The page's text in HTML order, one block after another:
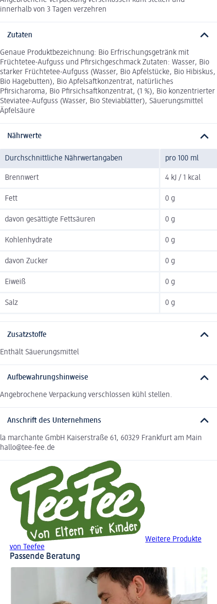
innerhalb von 3 Tagen verzehren
Zutaten
Genaue Produktbezeichnung: Bio Erfrischungsgetränk mit
Früchtetee-Aufguss und Pfirsichgeschmack Zutaten: Wasser, Bio
starker Früchtetee-Aufguss (Wasser, Bio Apfelstücke, Bio Hibiskus,
Bio Hagebutten), Bio Apfelsaftkonzentrat, natürliches
Pfirsicharoma, Bio Pfirsichsaftkonzentrat, (1 %), Bio konzentrierter
Steviatee-Aufguss (Wasser, Bio Steviablätter), Säuerungsmittel
Äpfelsäure
Nährwerte
Durchschnittliche Nährwertangaben pro 100 ml
Brennwert 4 kJ / 1 kcal
Fett 0 g
davon gesättigte Fettsäuren 0 g
Kohlenhydrate 0 g
davon Zucker 0 g
Eiweiß 0 g
Salz 0 g
Zusatzstoffe
Enthält Säuerungsmittel
Aufbewahrungshinweise
Angebrochene Verpackung verschlossen kühl stellen.
Anschrift des Unternehmens
la marchante GmbH Kaiserstraße 61, 60329 Frankfurt am Main
hallo@tee-fee.de
Weitere Produkte
von Teefee
Passende Beratung